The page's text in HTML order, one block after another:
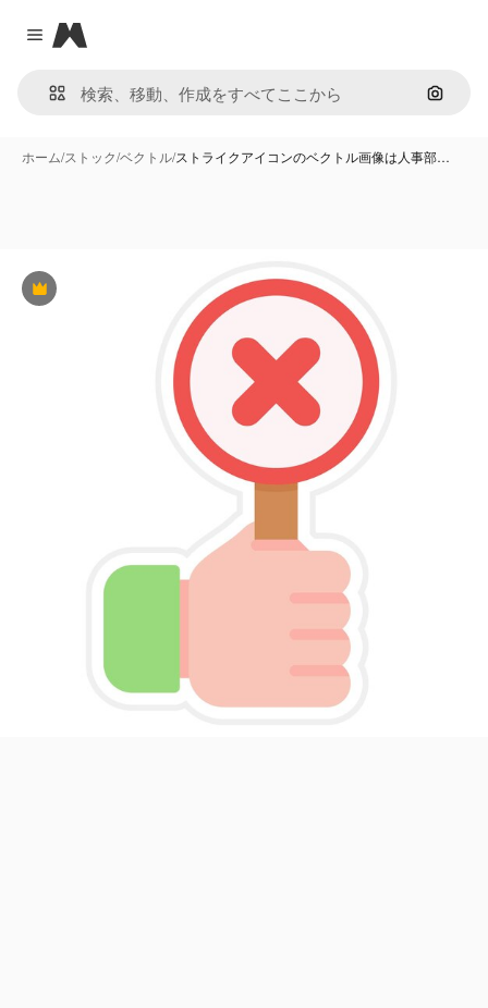
Close menu
Magnific
画像で
ホーム/ストック/ベクトル/ストライクアイコンのベクトル画像は人事部…
Premium